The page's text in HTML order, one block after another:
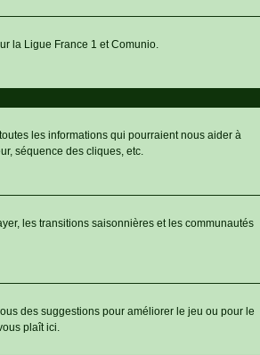
la Ligue France 1 et Comunio.
les informations qui pourraient nous aider à
séquence des cliques, etc.
les transitions saisonnières et les communautés
des suggestions pour améliorer le jeu ou pour le
plaît ici.